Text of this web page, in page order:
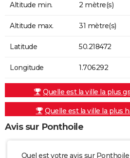
Altitude min. 2 mètre(s)
Altitude max. 31 mètre(s)
Latitude 50.218472
Longitude 1.706292
Quelle est la ville la plus
Quelle est la ville la plus
Avis sur Ponthoile
Quel est votre avis sur Ponthoile